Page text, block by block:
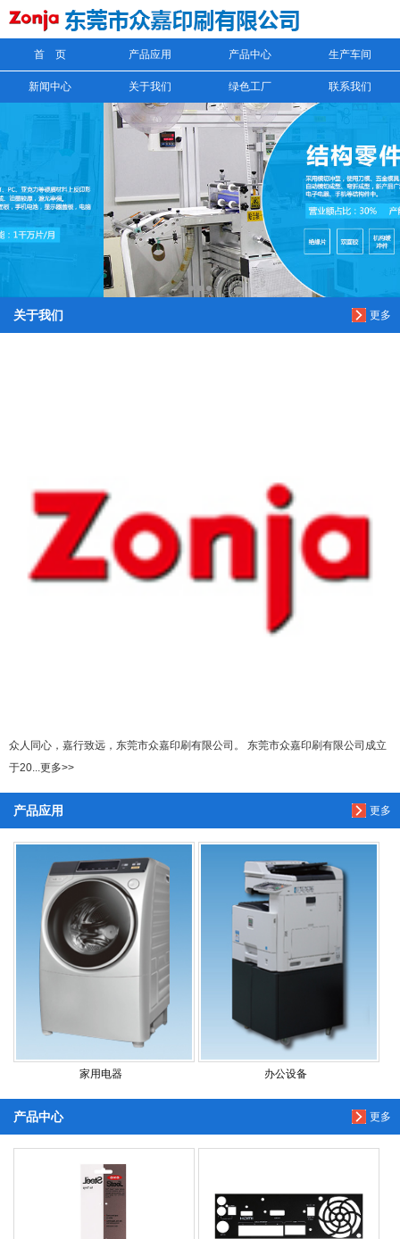
首 页 产品应用 产品中心 生产车间
新闻中心 关于我们 绿色工厂 联系我们
更多
关于我们
众人同心，嘉行致远，东莞市众嘉印刷有限公司。 东莞市众嘉印刷有限公司成立
于20...更多>>
更多
产品应用
家用电器 办公设备
更多
产品中心
信息搜索
搜索